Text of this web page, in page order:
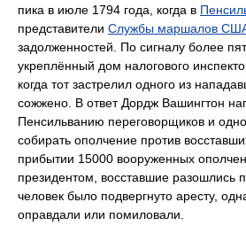
пика в июле 1794 года, когда в
представители Службы маршалов
задолженностей. По сигналу более
укреплённый дом налогового
когда тот застрелил одного из
сожжено. В ответ Дордж Вашингтон
Пенсильванию переговорщиков и
собирать ополчение против
прибытии 15000 вооруженных
президентом, восставшие разошлись
человек было подвергнуто аресту,
оправдали или помиловали.